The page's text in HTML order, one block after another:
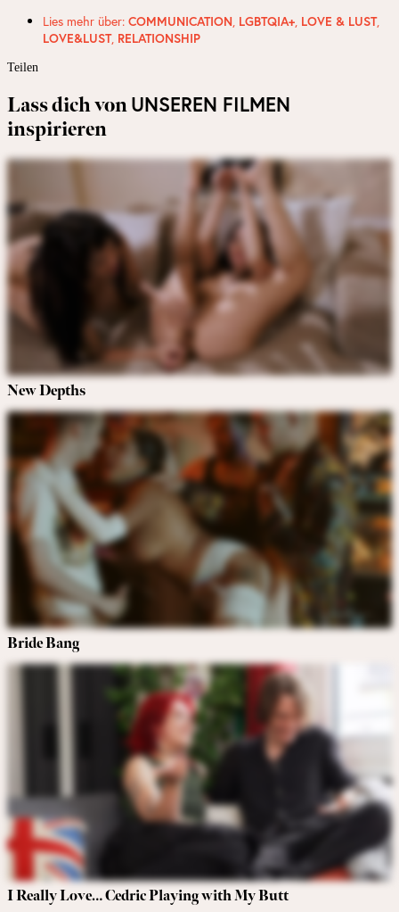
Lies mehr über: COMMUNICATION, LGBTQIA+, LOVE & LUST,
LOVE&LUST, RELATIONSHIP
Teilen
Lass dich vonUNSEREN FILMEN
inspirieren
New Depths
Bride Bang
I Really Love… Cedric Playing with My Butt